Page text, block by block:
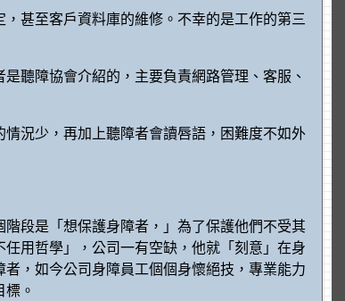
甚至客戶資料庫的維修。不幸的是工作的第三
聽障協會介紹的，主要負責網路管理、客服、
況少，再加上聽障者會讀唇語，困難度不如外
段是「想保護身障者，」為了保護他們不受其
用哲學」，公司一有空缺，他就「刻意」在身
，如今公司身障員工個個身懷絕技，專業能力
標。